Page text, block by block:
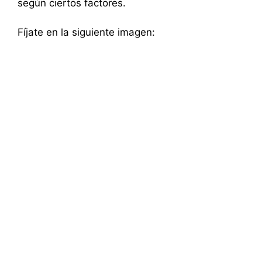
según ciertos factores.
Fíjate en la siguiente imagen: